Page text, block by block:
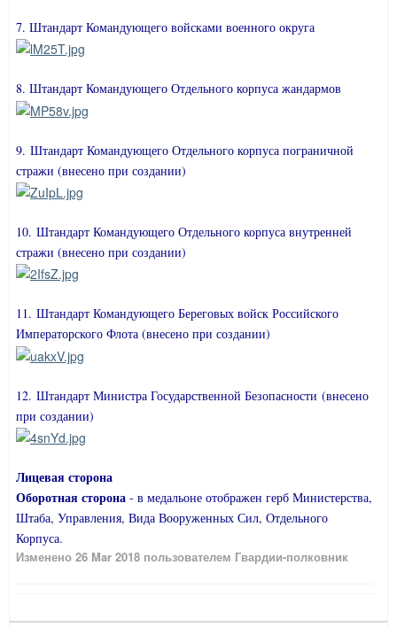
7. Штандарт Командующего войсками военного округа
8. Штандарт Командующего Отдельного корпуса жандармов
9. Штандарт Командующего Отдельного корпуса пограничной
стражи (внесено при создании)
10. Штандарт Командующего Отдельного корпуса внутренней
стражи (внесено при создании)
11. Штандарт Командующего Береговых войск Российского
Императорского Флота (внесено при создании)
12. Штандарт Министра Государственной Безопасности (внесено
при создании)
Лицевая сторона
Оборотная сторона - в медальоне отображен герб Министерства,
Штаба, Управления, Вида Вооруженных Сил, Отдельного
Корпуса.
Изменено 26 Mar 2018 пользователем Гвардии-полковник